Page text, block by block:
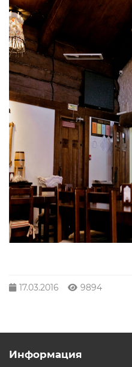
17.03.2016 9894
Информация